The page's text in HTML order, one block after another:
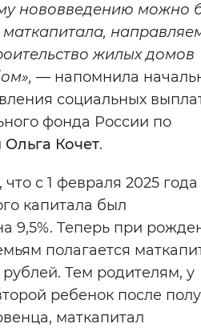
нововведению можно
маткапитала,
жилых домов
— напомнила
социальных
фонда России по
Ольга Кочет.
с 1 февраля 2025 года
капитала был
9,5%. Теперь при
полагается
Тем родителям, у
ребенок после
маткапитал